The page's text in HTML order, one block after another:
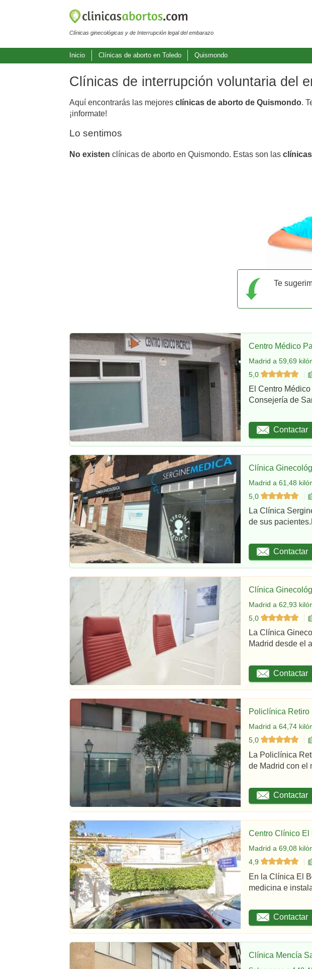
Clínicas ginecológicas y de Interrupción legal del embarazo
Inicio Clínicas de aborto en Toledo Quismondo
Clínicas de interrupción voluntaria del
Aquí encontrarás las mejores clínicas de aborto de Quismondo.
¡informate!
Lo sentimos
No existen clínicas de aborto en Quismondo. Estas son las
Te
Centro Médico
Madrid a 59,69
5,0
El Centro
Consejería de
Contactar
Clínica
Madrid a 61,48
5,0
La Clínica
de sus
Contactar
Clínica
Madrid a 62,93
5,0
La Clínica
Madrid desde el
Contactar
Policlínica Retiro
Madrid a 64,74
5,0
La Policlínica
de Madrid con el
Contactar
Centro Clínico El
Madrid a 69,08
4,9
En la Clínica El
medicina e
Contactar
Clínica Mencía